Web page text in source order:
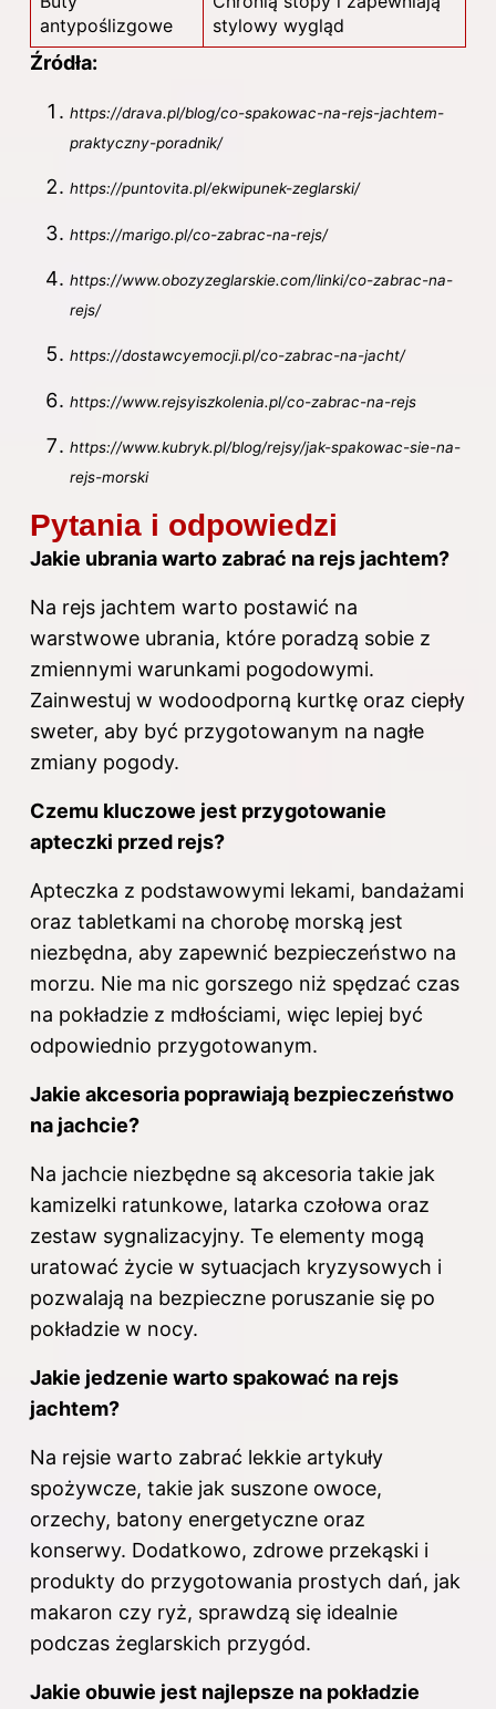
antypoślizgowe
stylowy wygląd
Źródła:
https://drava.pl/blog/co-spakowac-na-rejs-jachtem-
praktyczny-poradnik/
https://puntovita.pl/ekwipunek-zeglarski/
https://marigo.pl/co-zabrac-na-rejs/
https://www.obozyzeglarskie.com/linki/co-zabrac-na-
rejs/
https://dostawcyemocji.pl/co-zabrac-na-jacht/
https://www.rejsyiszkolenia.pl/co-zabrac-na-rejs
https://www.kubryk.pl/blog/rejsy/jak-spakowac-sie-na-
rejs-morski
Pytania i odpowiedzi
Jakie ubrania warto zabrać na rejs jachtem?
Na rejs jachtem warto postawić na
warstwowe ubrania, które poradzą sobie z
zmiennymi warunkami pogodowymi.
Zainwestuj w wodoodporną kurtkę oraz ciepły
sweter, aby być przygotowanym na nagłe
zmiany pogody.
Czemu kluczowe jest przygotowanie
apteczki przed rejs?
Apteczka z podstawowymi lekami, bandażami
oraz tabletkami na chorobę morską jest
niezbędna, aby zapewnić bezpieczeństwo na
morzu. Nie ma nic gorszego niż spędzać czas
na pokładzie z mdłościami, więc lepiej być
odpowiednio przygotowanym.
Jakie akcesoria poprawiają bezpieczeństwo
na jachcie?
Na jachcie niezbędne są akcesoria takie jak
kamizelki ratunkowe, latarka czołowa oraz
zestaw sygnalizacyjny. Te elementy mogą
uratować życie w sytuacjach kryzysowych i
pozwalają na bezpieczne poruszanie się po
pokładzie w nocy.
Jakie jedzenie warto spakować na rejs
jachtem?
Na rejsie warto zabrać lekkie artykuły
spożywcze, takie jak suszone owoce,
orzechy, batony energetyczne oraz
konserwy. Dodatkowo, zdrowe przekąski i
produkty do przygotowania prostych dań, jak
makaron czy ryż, sprawdzą się idealnie
podczas żeglarskich przygód.
Jakie obuwie jest najlepsze na pokładzie